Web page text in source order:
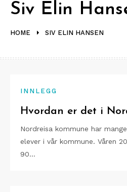
HOME SIV ELIN HANSEN
Siv Elin
INNLEGG
Hvordan er det i
Nordreisa kommune har
elever i vår kommune. Våren
90…